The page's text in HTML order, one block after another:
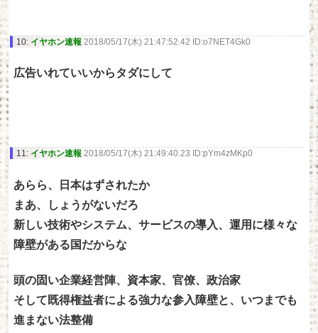
10: イヤホン速報 2018/05/17(木) 21:47:52.42 ID:o7NET4Gk0
広告いれていいからタダにして
11: イヤホン速報 2018/05/17(木) 21:49:40.23 ID:pYm4zMKp0
あらら、日本はずされたか
まあ、しょうがないだろ
新しい技術やシステム、サービスの導入、運用に様々な
障壁がある国だからな
頭の固い企業経営陣、資本家、官僚、政治家
そして既得権益者による強力な参入障壁と、いつまでも
進まない法整備